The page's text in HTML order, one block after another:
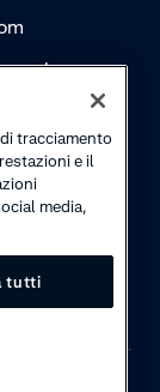
storia
tracciamento
e il
media,
tutti